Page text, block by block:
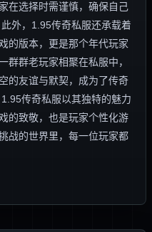
在选择时需谨慎，确保自己
外，1.95传奇私服还承载着
的版本，更是那个年代玩家
群群老玩家相聚在私服中，
的友谊与默契，成为了传奇
传奇私服以其独特的魅力
的致敬，也是玩家个性化游
战的世界里，每一位玩家都